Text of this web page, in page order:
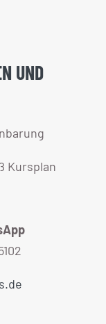
UND
Kursplan